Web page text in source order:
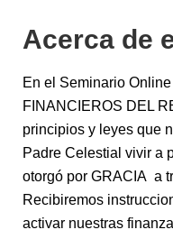
Acerca de
En el Seminario
FINANCIEROS DEL
principios y leyes que
Padre Celestial vivir a
otorgó por GRACIA a
Recibiremos
activar nuestras